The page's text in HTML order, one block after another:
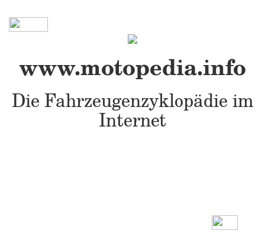
www.motopedia.info
Die Fahrzeugenzyklopädie im
Internet